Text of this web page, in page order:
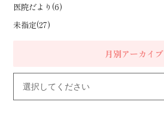
医院だより(6)
未指定(27)
月別アーカイブ